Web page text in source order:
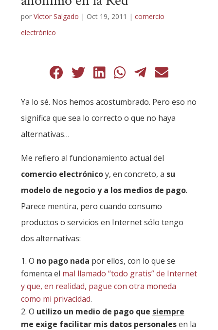
por Víctor Salgado | Oct 19, 2011 | comercio
electrónico
Ya lo sé. Nos hemos acostumbrado. Pero eso no
significa que sea lo correcto o que no haya
alternativas…
Me refiero al funcionamiento actual del
comercio electrónicoy, en concreto, a su
modelo de negocio y a los medios de pago.
Parece mentira, pero cuando consumo
productos o servicios en Internet sólo tengo
dos alternativas:
O no pago nada por ellos, con lo que se
fomenta el mal llamado “todo gratis” de Internet
y que, en realidad, pague con otra moneda
como mi privacidad.
O utilizo un medio de pago que siempre
me exige facilitar mis datos personalesen la